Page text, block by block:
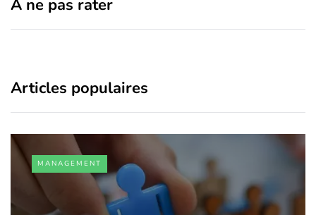
A ne pas rater
Articles populaires
MANAGEMENT